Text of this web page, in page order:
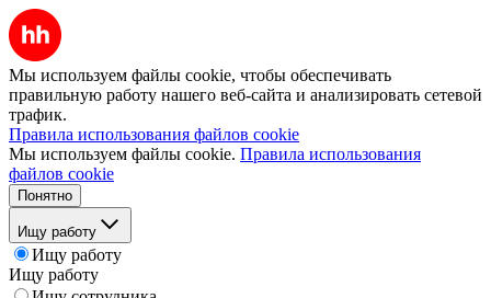
Мы используем файлы cookie, чтобы обеспечивать
правильную работу нашего веб-сайта и анализировать сетевой
трафик.
Правила использования файлов cookie
Мы используем файлы cookie. Правила использования
файлов cookie
Понятно
Ищу работу
Ищу работу
Ищу работу